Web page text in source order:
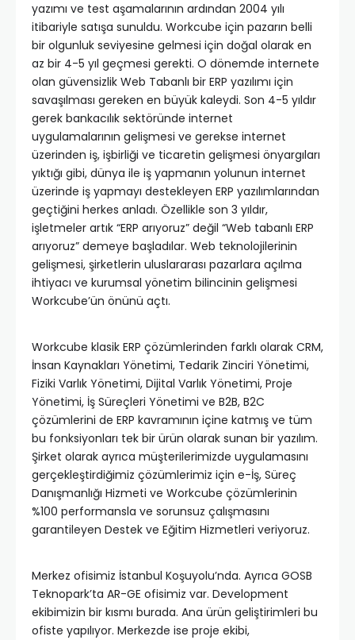
yazımı ve test aşamalarının ardından 2004 yılı
itibariyle satışa sunuldu. Workcube için pazarın belli
bir olgunluk seviyesine gelmesi için doğal olarak en
az bir 4-5 yıl geçmesi gerekti. O dönemde internete
olan güvensizlik Web Tabanlı bir ERP yazılımı için
savaşılması gereken en büyük kaleydi. Son 4-5 yıldır
gerek bankacılık sektöründe internet
uygulamalarının gelişmesi ve gerekse internet
üzerinden iş, işbirliği ve ticaretin gelişmesi önyargıları
yıktığı gibi, dünya ile iş yapmanın yolunun internet
üzerinde iş yapmayı destekleyen ERP yazılımlarından
geçtiğini herkes anladı. Özellikle son 3 yıldır,
işletmeler artık “ERP arıyoruz” değil “Web tabanlı ERP
arıyoruz” demeye başladılar. Web teknolojilerinin
gelişmesi, şirketlerin uluslararası pazarlara açılma
ihtiyacı ve kurumsal yönetim bilincinin gelişmesi
Workcube’ün önünü açtı.
Workcube klasik ERP çözümlerinden farklı olarak CRM,
İnsan Kaynakları Yönetimi, Tedarik Zinciri Yönetimi,
Fiziki Varlık Yönetimi, Dijital Varlık Yönetimi, Proje
Yönetimi, İş Süreçleri Yönetimi ve B2B, B2C
çözümlerini de ERP kavramının içine katmış ve tüm
bu fonksiyonları tek bir ürün olarak sunan bir yazılım.
Şirket olarak ayrıca müşterilerimizde uygulamasını
gerçekleştirdiğimiz çözümlerimiz için e-İş, Süreç
Danışmanlığı Hizmeti ve Workcube çözümlerinin
%100 performansla ve sorunsuz çalışmasını
garantileyen Destek ve Eğitim Hizmetleri veriyoruz.
Merkez ofisimiz İstanbul Koşuyolu’nda. Ayrıca GOSB
Teknopark’ta AR-GE ofisimiz var. Development
ekibimizin bir kısmı burada. Ana ürün geliştirimleri bu
ofiste yapılıyor. Merkezde ise proje ekibi,